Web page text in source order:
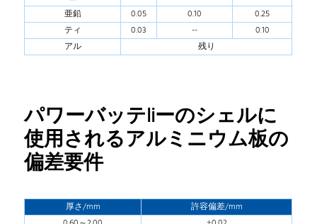
亜鉛
0.05 0.10
0.25
ティ
0.03 --
0.10
アル
残り
パワーバッテliーのシェルに
使用されるアルミニウム板の
偏差要件
厚さ/mm
許容偏差/mm